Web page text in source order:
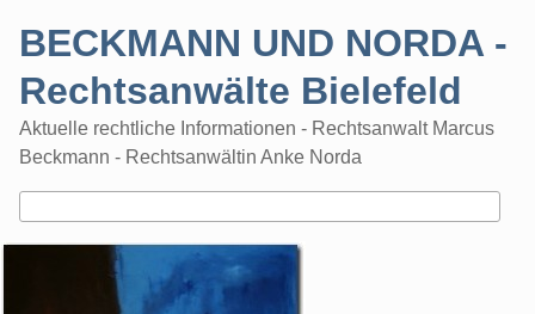
BECKMANN UND NORDA -
Rechtsanwälte Bielefeld
Aktuelle rechtliche Informationen - Rechtsanwalt Marcus
Beckmann - Rechtsanwältin Anke Norda